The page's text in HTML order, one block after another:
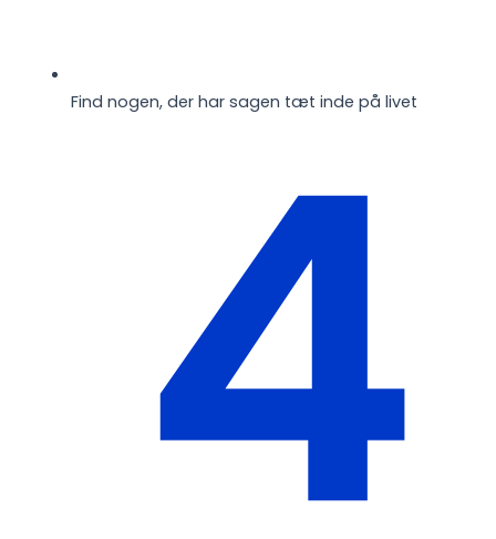
Find nogen, der har sagen tæt inde på livet
4